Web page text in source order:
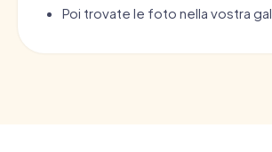
Poi trovate le foto nella vostra